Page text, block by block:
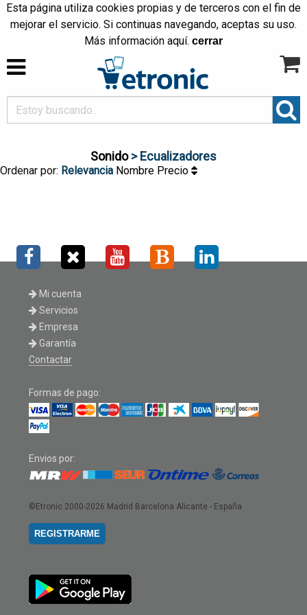
Esta página utiliza cookies propias y de terceros con el fin de
mejorar el servicio. Si continuas navegando, aceptas su uso.
Más información aquí. cerrar
Sonido> Ecualizadores
Ordenar por: Relevancia Nombre Precio
Mi cuenta
Servicios
Empresa
Garantía
Contactar
Formas de pago:
Envios por:
©Etronic 2000-2026 Madrid Barcelona Alicante - España
REGISTRARME